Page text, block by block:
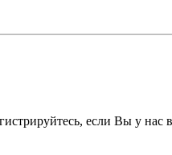
если Вы у нас